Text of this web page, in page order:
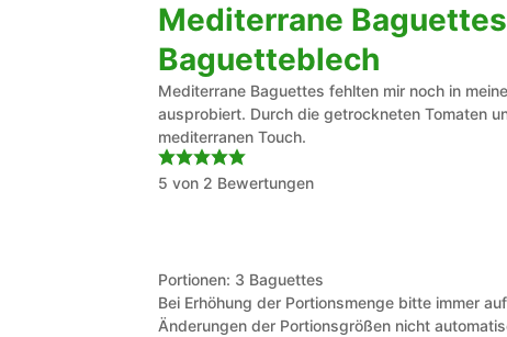
Mediterrane
Baguetteblech
Mediterrane Baguettes fehlten mir noch in
ausprobiert. Durch die getrockneten Tomaten
mediterranen Touch.
5 von 2 Bewertungen
Portionen: 3 Baguettes
Bei Erhöhung der Portionsmenge bitte immer
Änderungen der Portionsgrößen nicht